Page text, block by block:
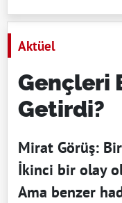
Aktüel
Gençleri
Getirdi?
Mirat Görüş:
İkinci bir olay
Ama benzer